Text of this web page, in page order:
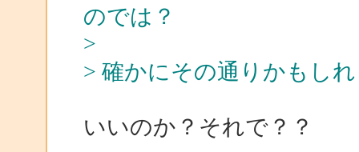
のでは？
>
> 確かにその通りかもし
いいのか？それで？？